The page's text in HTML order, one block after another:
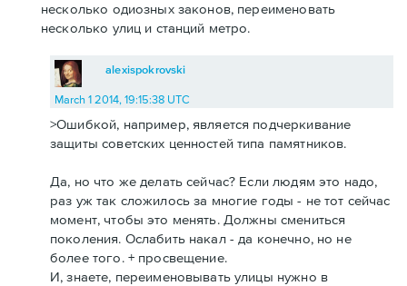
несколько одиозных законов, переименовать
несколько улиц и станций метро.
alexispokrovski
March 1 2014, 19:15:38 UTC
>Ошибкой, например, является подчеркивание
защиты советских ценностей типа памятников.
Да, но что же делать сейчас? Если людям это надо,
раз уж так сложилось за многие годы - не тот сейчас
момент, чтобы это менять. Должны смениться
поколения. Ослабить накал - да конечно, но не
более того. + просвещение.
И, знаете, переименовывать улицы нужно в